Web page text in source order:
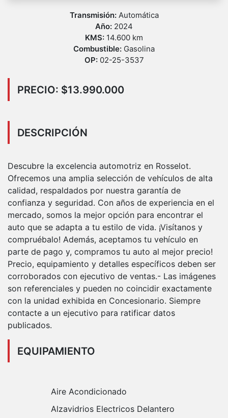
Transmisión: Automática
Año: 2024
KMS: 14.600 km
Combustible: Gasolina
OP: 02-25-3537
PRECIO: $13.990.000
DESCRIPCIÓN
Descubre la excelencia automotriz en Rosselot.
Ofrecemos una amplia selección de vehículos de alta
calidad, respaldados por nuestra garantía de
confianza y seguridad. Con años de experiencia en el
mercado, somos la mejor opción para encontrar el
auto que se adapta a tu estilo de vida. ¡Visítanos y
compruébalo! Además, aceptamos tu vehículo en
parte de pago y, compramos tu auto al mejor precio!
Precio, equipamiento y detalles específicos deben ser
corroborados con ejecutivo de ventas.- Las imágenes
son referenciales y pueden no coincidir exactamente
con la unidad exhibida en Concesionario. Siempre
contacte a un ejecutivo para ratificar datos
publicados.
EQUIPAMIENTO
Aire Acondicionado
Alzavidrios Electricos Delantero